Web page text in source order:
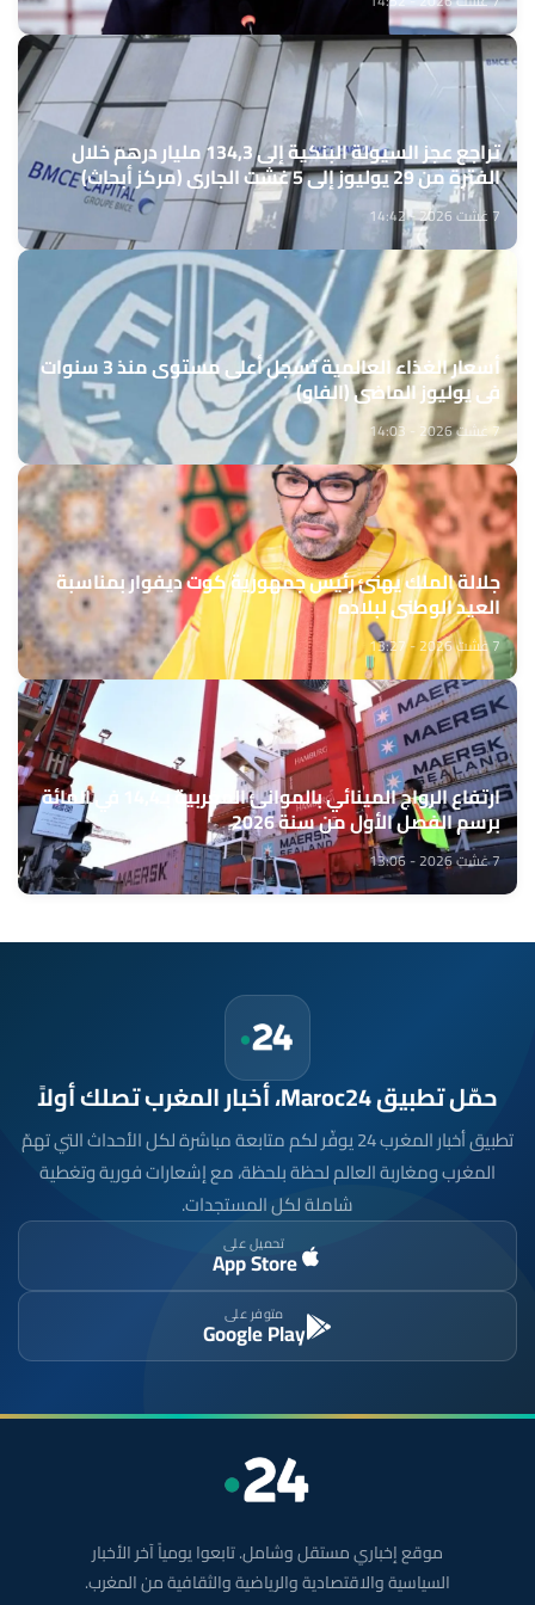
تراجع عجز السيولة البنكية إلى 134,3 مليار درهم خلال
الفترة من 29 يوليوز إلى 5 غشت الجاري (مركز أبحاث)
7 غشت 2026 - 14:42
أسعار الغذاء العالمية تسجل أعلى مستوى منذ 3 سنوات
في يوليوز الماضي (الفاو)
7 غشت 2026 - 14:03
جلالة الملك يهنئ رئيس جمهورية كوت ديفوار بمناسبة
العيد الوطني لبلاده
7 غشت 2026 - 13:27
ارتفاع الرواج المينائي بالموانئ المغربية بـ14,4 في المائة
برسم الفصل الأول من سنة 2026
7 غشت 2026 - 13:06
حمّل تطبيق Maroc24، أخبار المغرب تصلك أولاً
تطبيق أخبار المغرب 24 يوفّر لكم متابعة مباشرة لكل الأحداث التي تهمّ
المغرب ومغاربة العالم لحظة بلحظة، مع إشعارات فورية وتغطية
شاملة لكل المستجدات.
تحميل على
App Store
متوفر على
Google Play
موقع إخباري مستقل وشامل. تابعوا يومياً آخر الأخبار
السياسية والاقتصادية والرياضية والثقافية من المغرب.